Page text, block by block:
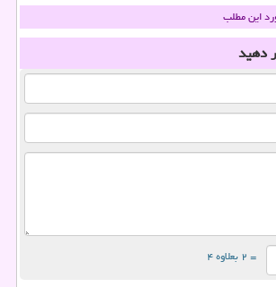
این مطلب
دهید
= ۲ بعلاوه ۴